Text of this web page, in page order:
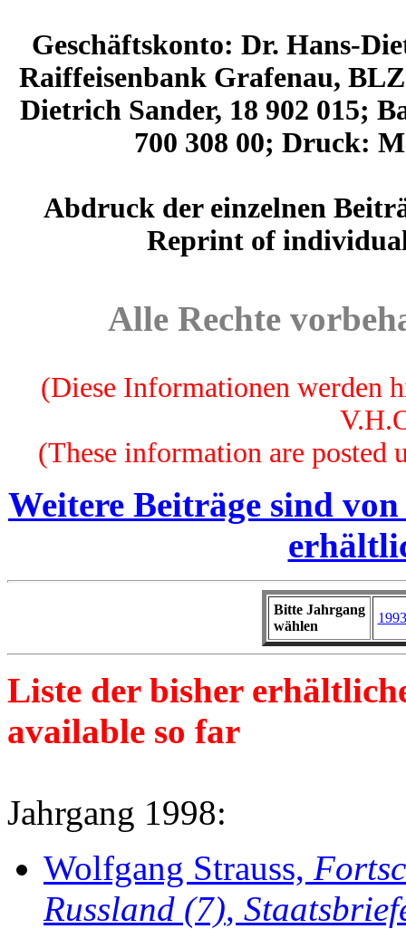
Geschäftskonto: Dr. Hans-
Raiffeisenbank Grafenau,
Dietrich Sander, 18 902 015;
700 308 00; Druck:
Abdruck der einzelnen
Reprint of
Alle Rechte
(Diese Informationen werden
(These information are posted
Weitere Beiträge sind
Bitte Jahrgang
wählen
1993
Liste der bisher
available so far
Jahrgang 1998:
Wolfgang Strauss,
Russland (7),